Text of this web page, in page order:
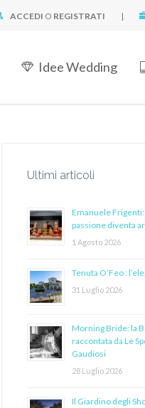
ACCEDI O REGISTRATI |
Idee Wedding
Ultimi articoli
Emanuele Frigenti:
passione diventa
1 Agosto 2026
Tenuta O’Feo :
31 Luglio 2026
Morning Bride: la
raccontata da Le
Gaudiosi
28 Luglio 2026
Il Giardino degli